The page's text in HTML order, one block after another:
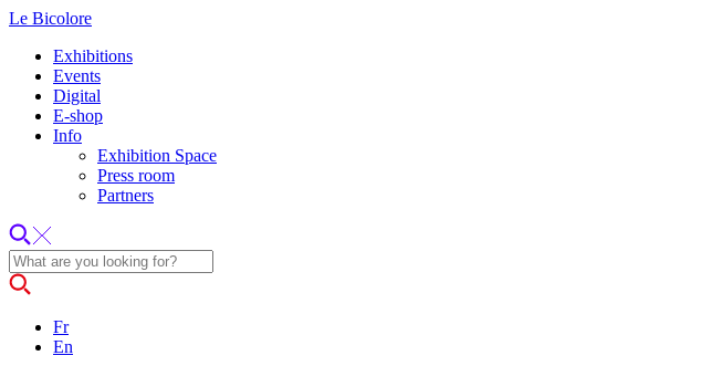
Le Bicolore
Exhibitions
Events
Digital
E-shop
Info
Exhibition Space
Press room
Partners
Fr
En